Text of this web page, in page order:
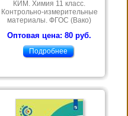
КИМ. Химия 11 класс.
Контрольно-измерительные
материалы. ФГОС (Вако)
Оптовая цена: 80 руб.
Подробнее